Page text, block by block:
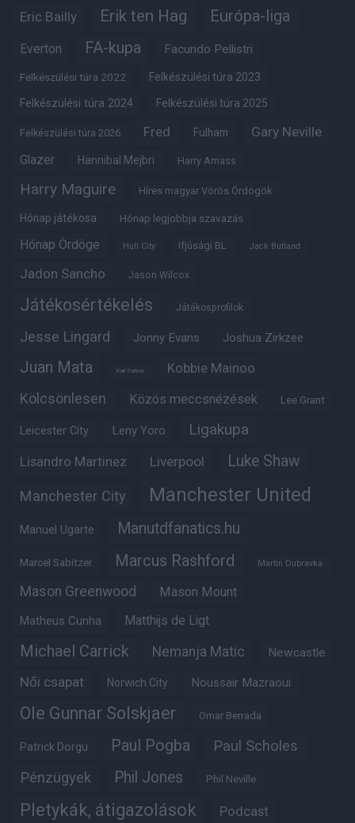
Eric Bailly Erik ten Hag Európa-liga
Everton FA-kupa Facundo Pellistri
Felkészülési túra 2022 Felkészülési túra 2023
Felkészülési túra 2024 Felkészülési túra 2025
Felkészülési túra 2026 Fred Fulham Gary Neville
Glazer Hannibal Mejbri Harry Amass
Harry Maguire Híres magyar Vörös Ördögök
Hónap játékosa Hónap legjobbja szavazás
Hónap Ördöge Hull City Ifjúsági BL Jack Butland
Jadon Sancho Jason Wilcox
Játékosértékelés Játékosprofilok
Jesse Lingard Jonny Evans Joshua Zirkzee
Juan Mata Karl Darlow Kobbie Mainoo
Kölcsönlesen Közös meccsnézések Lee Grant
Leicester City Leny Yoro Ligakupa
Lisandro Martinez Liverpool Luke Shaw
Manchester City Manchester United
Manuel Ugarte Manutdfanatics.hu
Marcel Sabitzer Marcus Rashford Martin Dubravka
Mason Greenwood Mason Mount
Matheus Cunha Matthijs de Ligt
Michael Carrick Nemanja Matic Newcastle
Női csapat Norwich City Noussair Mazraoui
Ole Gunnar Solskjaer Omar Berrada
Patrick Dorgu Paul Pogba Paul Scholes
Pénzügyek Phil Jones Phil Neville
Pletykák, átigazolások Podcast